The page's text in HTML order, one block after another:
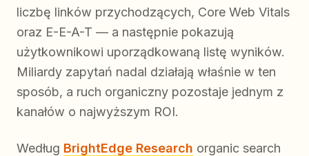
liczbę linków przychodzących, Core Web Vitals
oraz E-E-A-T — a następnie pokazują
użytkownikowi uporządkowaną listę wyników.
Miliardy zapytań nadal działają właśnie w ten
sposób, a ruch organiczny pozostaje jednym z
kanałów o najwyższym ROI.
Według BrightEdge Research organic search